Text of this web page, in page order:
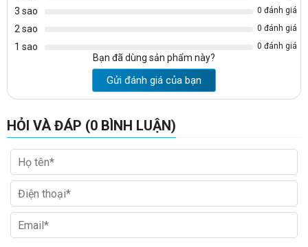
Mẫu gỗ công nghiệp với nhiều loại màu sắc khác nhau cho
bạn chọn lựa ở bảng mẫu màu dưới đây
3 sao 0 đánh giá
2 sao 0 đánh giá
1 sao 0 đánh giá
Bạn đã dùng sản phẩm này?
Gửi đánh giá của bạn
HỎI VÀ ĐÁP (0 BÌNH LUẬN)